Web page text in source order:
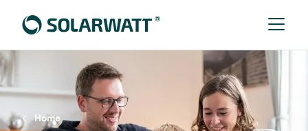
Home